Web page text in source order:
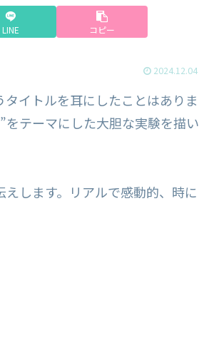
LINE コピー
2024.12.04
イトルを耳にしたことはありま
テーマにした大胆な実験を描い
します。リアルで感動的、時に